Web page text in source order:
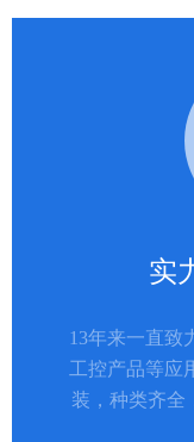
实
13年来一直致
工控产品等应
装，种类齐全